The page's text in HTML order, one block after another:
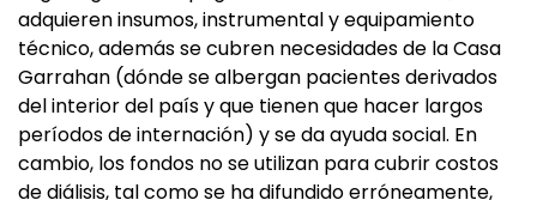
adquieren insumos, instrumental y equipamiento
técnico, además se cubren necesidades de la Casa
Garrahan (dónde se albergan pacientes derivados
del interior del país y que tienen que hacer largos
períodos de internación) y se da ayuda social. En
cambio, los fondos no se utilizan para cubrir costos
de diálisis, tal como se ha difundido erróneamente,